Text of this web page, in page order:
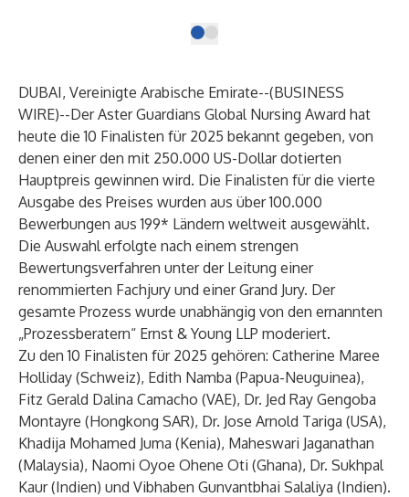
DUBAI, Vereinigte Arabische Emirate--(BUSINESS
WIRE)--Der Aster Guardians Global Nursing Award hat
heute die 10 Finalisten für 2025 bekannt gegeben, von
denen einer den mit 250.000 US-Dollar dotierten
Hauptpreis gewinnen wird. Die Finalisten für die vierte
Ausgabe des Preises wurden aus über 100.000
Bewerbungen aus 199* Ländern weltweit ausgewählt.
Die Auswahl erfolgte nach einem strengen
Bewertungsverfahren unter der Leitung einer
renommierten Fachjury und einer Grand Jury. Der
gesamte Prozess wurde unabhängig von den ernannten
„Prozessberatern“ Ernst & Young LLP moderiert.
Zu den 10 Finalisten für 2025 gehören: Catherine Maree
Holliday (Schweiz), Edith Namba (Papua-Neuguinea),
Fitz Gerald Dalina Camacho (VAE), Dr. Jed Ray Gengoba
Montayre (Hongkong SAR), Dr. Jose Arnold Tariga (USA),
Khadija Mohamed Juma (Kenia), Maheswari Jaganathan
(Malaysia), Naomi Oyoe Ohene Oti (Ghana), Dr. Sukhpal
Kaur (Indien) und Vibhaben Gunvantbhai Salaliya (Indien).